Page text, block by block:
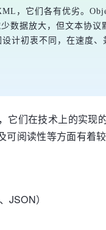
，它们各有优劣。
数据放大，但文本协
计初衷不同，在速度
们在技术上的实
阅读性等方面有着
JSON）